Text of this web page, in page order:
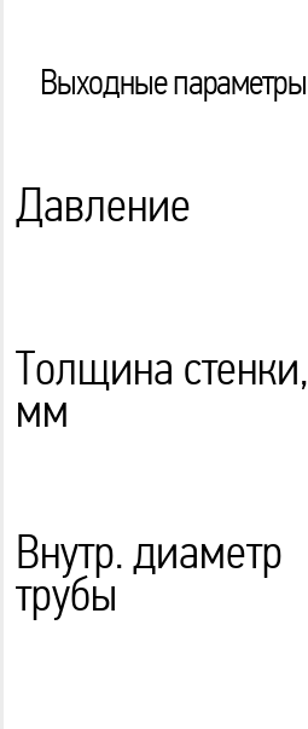
Выходные параметры
Давление
Толщина стенки,
мм
Внутр. диаметр
трубы